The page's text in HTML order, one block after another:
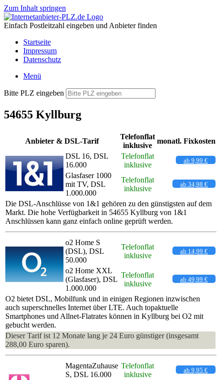
Zum Inhalt springen
Einfach Postleitzahl eingeben und Anbieter finden
Startseite
Impressum
Datenschutz
Menü
Bitte PLZ eingeben
54655 Kyllburg
Anbieter & DSL-Tarif
Telefonflat
inklusive
monatl. Fixkosten
DSL 16, DSL
16.000
Telefonflat
inklusive
ab 9,99 €
Glasfaser 1000
mit TV, DSL
1.000.000
Telefonflat
inklusive
ab 34,98 €
Die DSL-Anschlüsse von 1&1 gehören zu den günstigsten auf dem
Markt. Die hohe Verfügbarkeit in 54655 Kyllburg von 1&1
Anschlüssen kann ganz einfach online geprüft werden.
o2 Home S
(DSL), DSL
50.000
Telefonflat
inklusive
ab 14,99 €
o2 Home XXL
(Glasfaser), DSL
1.000.000
Telefonflat
inklusive
ab 49,99 €
O2 bietet DSL, Mobilfunk und in einigen Regionen inzwischen
auch superschnelles Internet über LTE. Auch topaktuelle
Smartphones und Allnet-Flatrates können in Kyllburg bei O2 mit
gebucht werden.
Dieser Tarif ist 12 Monate lang je 24 Euro günstiger (insgesamt
288,00 Euro sparen).
MagentaZuhause
S, DSL 16.000
Telefonflat
inklusive
ab 9,95 €